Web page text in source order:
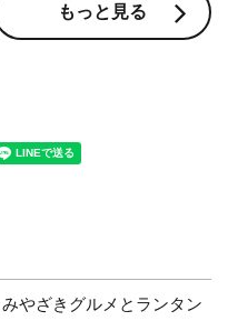
もっと見る
みやざきグルメとランタン